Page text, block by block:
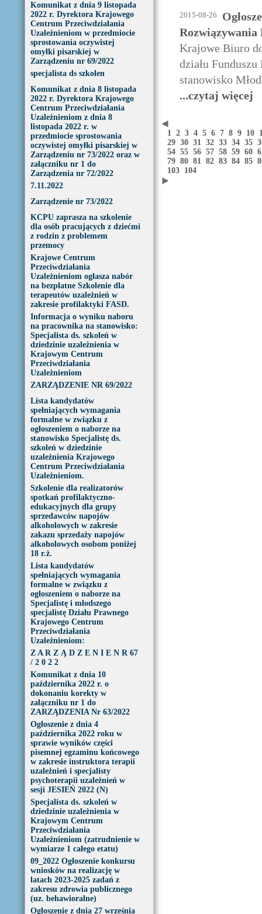
Komunikat z dnia 9 listopada
2022 r. Dyrektora Krajowego
Centrum Przeciwdziałania
Uzależnieniom w przedmiocie
sprostowania oczywistej
omyłki pisarskiej w
Zarządzeniu nr 69/2022
specjalista ds szkolen
Komunikat z dnia 8 listopada
2022 r. Dyrektora Krajowego
Centrum Przeciwdziałania
Uzależnieniom z dnia 8
listopada 2022 r. w
przedmiocie sprostowania
oczywistej omyłki pisarskiej w
Zarządzeniu nr 73/2022 oraz w
załączniku nr 1 do
Zarządzenia nr 72/2022
7.11.2022
Zarządzenie nr 73/2022
KCPU zaprasza na szkolenie
dla osób pracujących z dziećmi
z rodzin z problemem
przemocy
Krajowe Centrum
Przeciwdziałania
Uzależnieniom ogłasza nabór
na bezpłatne Szkolenie dla
terapeutów uzależnień w
zakresie profilaktyki FASD.
Informacja o wyniku naboru
na pracownika na stanowisko:
Specjalista ds. szkoleń w
dziedzinie uzależnienia w
Krajowym Centrum
Przeciwdziałania
Uzależnieniom
ZARZĄDZENIE NR 69/2022
Lista kandydatów
spełniających wymagania
formalne w związku z
ogłoszeniem o naborze na
stanowisko Specjalistę ds.
szkoleń w dziedzinie
uzależnienia Krajowego
Centrum Przeciwdziałania
Uzależnieniom.
Szkolenie dla realizatorów
spotkań profilaktyczno-
edukacyjnych dla grupy
sprzedawców napojów
alkoholowych w zakresie
zakazu sprzedaży napojów
alkoholowych osobom poniżej
18 r.ż.
Lista kandydatów
spełniających wymagania
formalne w związku z
ogłoszeniem o naborze na
Specjalistę i młodszego
specjalistę Działu Prawnego
Krajowego Centrum
Przeciwdziałania
Uzależnieniom:
Z A R Z Ą D Z E N I E N R 67
/ 2 0 2 2
Komunikat z dnia 10
października 2022 r. o
dokonaniu korekty w
załączniku nr 1 do
ZARZĄDZENIA Nr 63/2022
Ogłoszenie z dnia 4
października 2022 roku w
sprawie wyników części
pisemnej egzaminu końcowego
w zakresie instruktora terapii
uzależnień i specjalisty
psychoterapii uzależnień w
sesji JESIEŃ 2022 (N)
Specjalista ds. szkoleń w
dziedzinie uzależnienia w
Krajowym Centrum
Przeciwdziałania
Uzależnieniom (zatrudnienie w
wymiarze 1 całego etatu)
09_2022 Ogłoszenie konkursu
wniosków na realizację w
latach 2023-2025 zadań z
zakresu zdrowia publicznego
(uz. behawioralne)
Ogłoszenie z dnia 27 września
2015-08-26
Rozwiązywania
Krajowe Biuro
działu
stanowisko
...czytaj więcej
1 2 3 4 5 6 7 8 9 10
29 30 31 32 33 34 35
54 55 56 57 58 59 60
79 80 81 82 83 84 85
103 104